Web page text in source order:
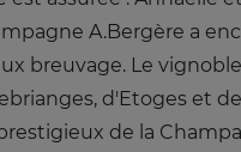
A.Bergère a
breuvage. Le
d'Etoges et
de la